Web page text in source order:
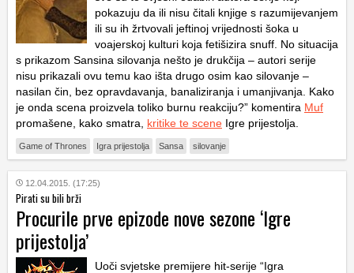
pokazuju da ili nisu čitali knjige s razumijevanjem
ili su ih žrtvovali jeftinoj vrijednosti šoka u
voajerskoj kulturi koja fetišizira snuff . No situacija
s prikazom Sansina silovanja nešto je drukčija – autori serije
nisu prikazali ovu temu kao išta drugo osim kao silovanje –
nasilan čin, bez opravdavanja, banaliziranja i umanjivanja. Kako
je onda scena proizvela toliko burnu reakciju?” komentira Muf
promašene, kako smatra, kritike te scene Igre prijestolja.
Game of Thrones Igra prijestolja Sansa silovanje
12.04.2015. (17:25)
Pirati su bili brži
Procurile prve epizode nove sezone ‘Igre
prijestolja’
Uoči svjetske premijere hit-serije “Igra